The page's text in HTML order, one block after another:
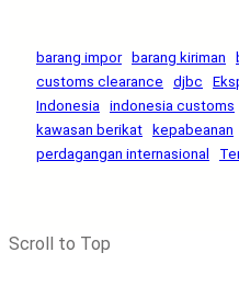
barang impor barang kiriman
customs clearance
djbc
Indonesia indonesia customs
kawasan berikat
kepabeanan
perdagangan internasional
Scroll to Top